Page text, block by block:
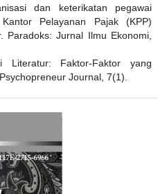
dan keterikatan pegawai
Pelayanan Pajak (KPP)
Jurnal Ilmu Ekonomi,
Faktor-Faktor yang
Journal, 7(1).